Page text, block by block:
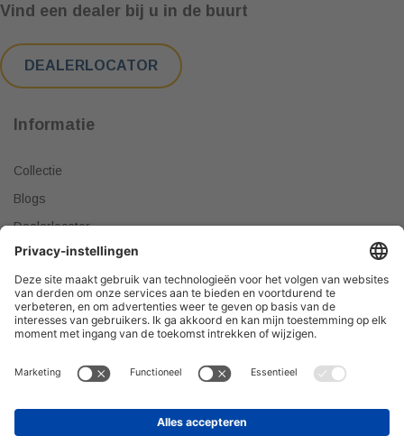
Vind een dealer bij u in de buurt
DEALERLOCATOR
Informatie
Collectie
Blogs
Dealerlocator
Dealer worden
Meest gestelde vragen
Tips & Tricks